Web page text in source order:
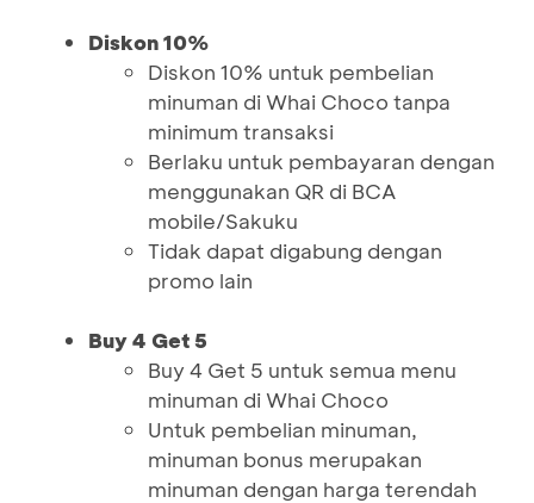
Diskon 10%
Diskon 10% untuk pembelian
minuman di Whai Choco tanpa
minimum transaksi
Berlaku untuk pembayaran dengan
menggunakan QR di BCA
mobile/Sakuku
Tidak dapat digabung dengan
promo lain
Buy 4 Get 5
Buy 4 Get 5 untuk semua menu
minuman di Whai Choco
Untuk pembelian minuman,
minuman bonus merupakan
minuman dengan harga terendah